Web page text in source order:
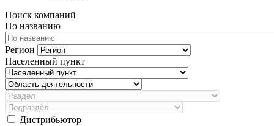
Поиск компаний
По названию
Регион
Населенный пункт
Дистрибьютор